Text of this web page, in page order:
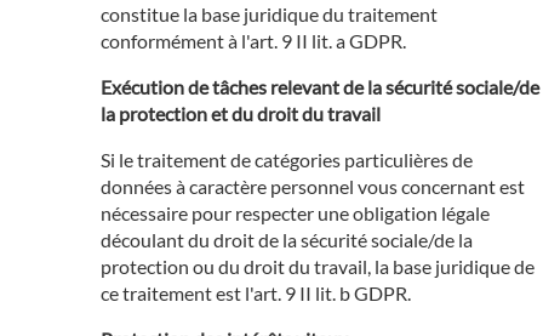
constitue la base juridique du traitement
conformément à l'art. 9 II lit. a GDPR.
Exécution de tâches relevant de la sécurité sociale/de
la protection et du droit du travail
Si le traitement de catégories particulières de
données à caractère personnel vous concernant est
nécessaire pour respecter une obligation légale
découlant du droit de la sécurité sociale/de la
protection ou du droit du travail, la base juridique de
ce traitement est l'art. 9 II lit. b GDPR.